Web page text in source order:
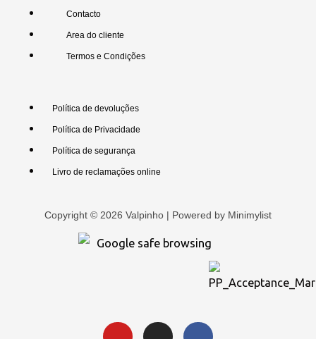
Contacto
Area do cliente
Termos e Condições
Política de devoluções
Política de Privacidade
Política de segurança
Livro de reclamações online
Copyright © 2026 Valpinho | Powered by Minimylist